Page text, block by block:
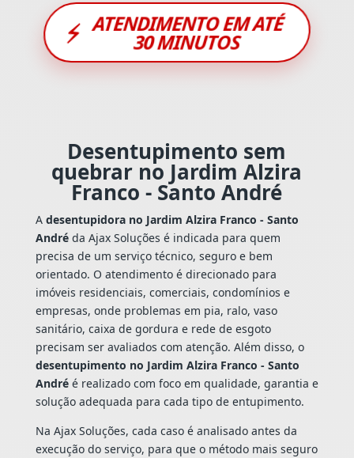
⚡ ATENDIMENTO EM ATÉ
30 MINUTOS
Desentupimento sem
quebrar no Jardim Alzira
Franco - Santo André
A desentupidora no Jardim Alzira Franco - Santo
Andréda Ajax Soluções é indicada para quem
precisa de um serviço técnico, seguro e bem
orientado. O atendimento é direcionado para
imóveis residenciais, comerciais, condomínios e
empresas, onde problemas em pia, ralo, vaso
sanitário, caixa de gordura e rede de esgoto
precisam ser avaliados com atenção. Além disso, o
desentupimento no Jardim Alzira Franco - Santo
Andréé realizado com foco em qualidade, garantia e
solução adequada para cada tipo de entupimento.
Na Ajax Soluções, cada caso é analisado antes da
execução do serviço, para que o método mais seguro